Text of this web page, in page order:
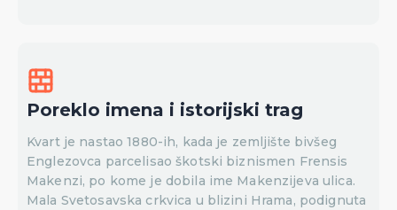
Poreklo imena i istorijski trag
Kvart je nastao 1880-ih, kada je zemljište bivšeg
Englezovca parcelisao škotski biznismen Frensis
Makenzi, po kome je dobila ime Makenzijeva ulica.
Mala Svetosavska crkvica u blizini Hrama, podignuta